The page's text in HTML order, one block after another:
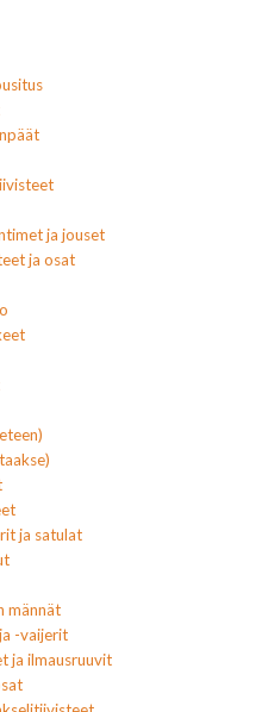
ja jouset
ja osat
ja satulat
männät
-vaijerit
ja ilmausruuvit